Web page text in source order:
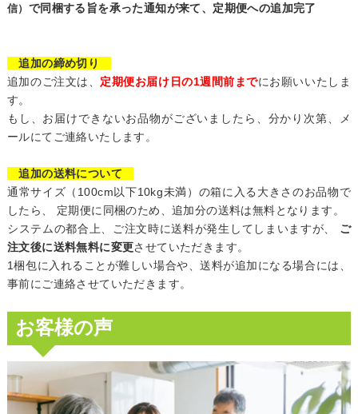
信） で同梱する旨を承った通知が来て、定期便への追加完了
追加の締め切り
追加のご注文は、 定期便お届け日の1週間前までにお願いいたしま
す。
もし、お届けできないお品物がございましたら、分かり次第、メ
ールにてご連絡いたします。
追加の送料について
通常サイズ（100cm以下10kg未満）の箱に入る大きさのお品物で
したら、 定期便に同梱のため、追加分の送料は無料となります。
システムの都合上、ご注文時に送料が発生してしまいますが、 ご
注文後に送料無料に変更させていただきます。
1梱包に入れることが難しい場合や、送料が追加になる場合には、
事前にご連絡させていただきます。
お客様の声